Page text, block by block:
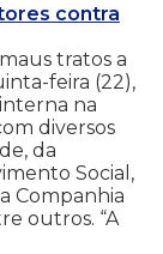
contra
tratos a
feira (22),
na
diversos
da
Social,
Companhia
outros. “A